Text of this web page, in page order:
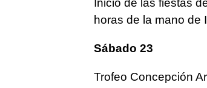
horas de la mano de
Sábado 23
Trofeo Concepción